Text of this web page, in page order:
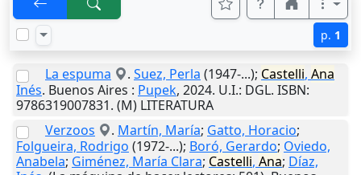
p. 1
La espuma . Suez, Perla (1947-...); Castelli, Ana
Inés. Buenos Aires : Pupek, 2024. U.I.: DGL. ISBN:
9786319007831. (M) LITERATURA
Verzoos
. Martín, María; Gatto, Horacio;
Folgueira, Rodrigo (1972-...); Boró, Gerardo; Oviedo,
Anabela; Giménez, María Clara; Castelli, Ana; Díaz,